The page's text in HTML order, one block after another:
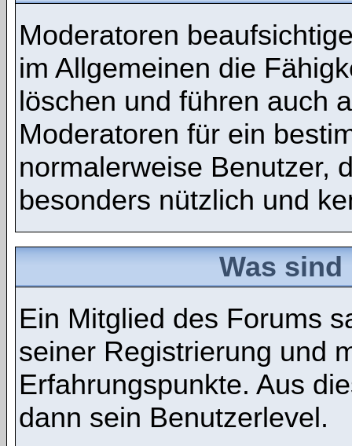
Moderatoren
im Allgemeinen die
löschen und führen auch
Moderatoren für ein
normalerweise Benutzer,
besonders nützlich und
Was
Ein Mitglied des Forums
seiner Registrierung und
Erfahrungspunkte. Aus
dann sein Benutzerlevel.